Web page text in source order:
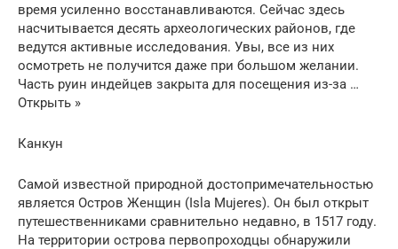
время усиленно восстанавливаются. Сейчас здесь
насчитывается десять археологических районов, где
ведутся активные исследования. Увы, все из них
осмотреть не получится даже при большом желании.
Часть руин индейцев закрыта для посещения из-за …
Открыть »
Канкун
Самой известной природной достопримечательностью
является Остров Женщин (Isla Mujeres). Он был открыт
путешественниками сравнительно недавно, в 1517 году.
На территории острова первопроходцы обнаружили